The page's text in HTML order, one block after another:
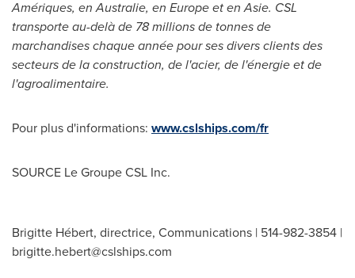
Amériques, en Australie, en Europeet en Asie. CSL
transporte au-delà de 78 millions de tonnes de
marchandises chaque année pour ses divers clients des
secteurs de la construction, de l'acier, de l'énergie et de
l'agroalimentaire.
Pour plus d'informations: www.cslships.com/fr
SOURCE Le Groupe CSL Inc.
Brigitte Hébert, directrice, Communications | 514-982-3854 |
brigitte.hebert@cslships.com